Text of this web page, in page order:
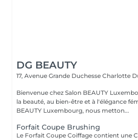
DG BEAUTY
17, Avenue Grande Duchesse Charlotte
Bienvenue chez Salon BEAUTY Luxembourg Un espace
la beauté, au bien-être et à l'élégance
BEAUTY Luxembourg, nous metton...
Forfait Coupe Brushing